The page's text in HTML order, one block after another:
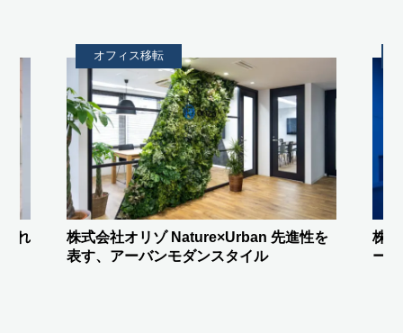
を
オフィス移転
株式会社FREEDiVE驚きをつくる”ステ
ージエントランス”と間接照明
株
ン